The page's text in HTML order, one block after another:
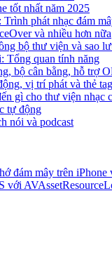
tốt nhất năm 2025
phát nhạc đám
và nhiều hơn nữa
bộ thư viện và sao
Tổng quan tính năng
bộ cân bằng, hỗ trợ
vị trí phát và thẻ tag
gì cho thư viện nhạc
tự động
nói và podcast
đám mây trên iPhone
với